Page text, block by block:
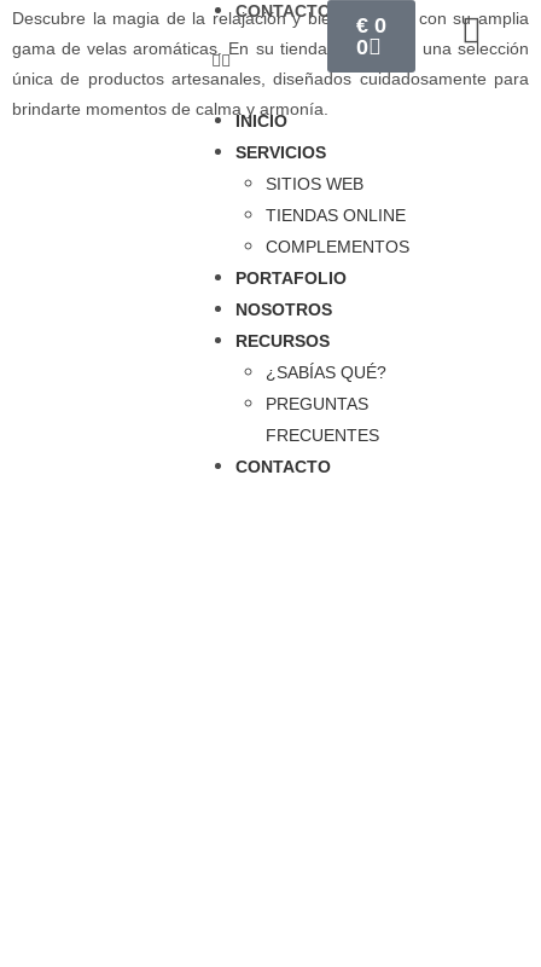
CONTACTO
INICIO
SERVICIOS
SITIOS WEB
TIENDAS ONLINE
COMPLEMENTOS
PORTAFOLIO
NOSOTROS
RECURSOS
¿SABÍAS QUÉ?
PREGUNTAS
FRECUENTES
CONTACTO
€0
0
Descubre la magia de la relajación y bienestar en con su amplia
gama de velas aromáticas. En su tienda, te ofrecen una selección
única de productos artesanales, diseñados cuidadosamente para
brindarte momentos de calma y armonía.